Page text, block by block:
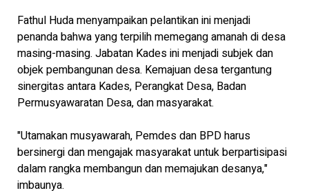
Fathul Huda menyampaikan pelantikan ini menjadi
penanda bahwa yang terpilih memegang amanah di desa
masing-masing. Jabatan Kades ini menjadi subjek dan
objek pembangunan desa. Kemajuan desa tergantung
sinergitas antara Kades, Perangkat Desa, Badan
Permusyawaratan Desa, dan masyarakat.
"Utamakan musyawarah, Pemdes dan BPD harus
bersinergi dan mengajak masyarakat untuk berpartisipasi
dalam rangka membangun dan memajukan desanya,"
imbaunya.